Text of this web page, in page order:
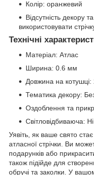
Колір: оранжевий
Відсутність декору
використовувати
Технічні
Матеріал: Атлас
Ширина: 0.6 мм
Довжина на
Тематика декору:
Оздоблення та
Світловідбиваюча: Ні
Уявіть, як ваше свято
атласної стрічки. Ви
подарунків або
також підійде для
обручі та заколки. У